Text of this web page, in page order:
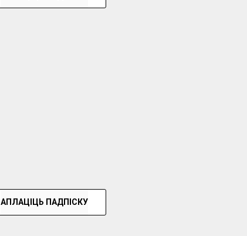
АПЛАЦІЦЬ ПАДПІСКУ